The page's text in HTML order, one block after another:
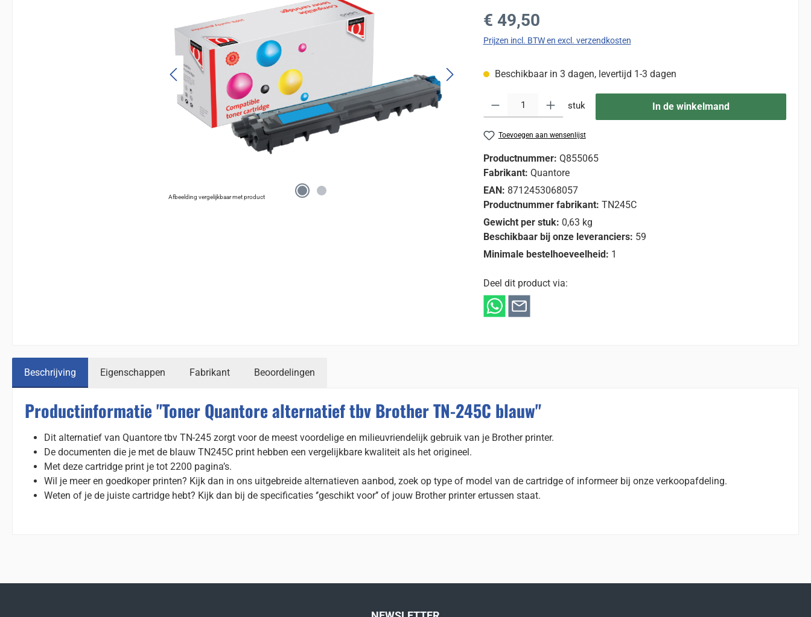
Afbeelding vergelijkbaar met product
Normale prijs:
€ 49,50
Prijzen incl. BTW en excl. verzendkosten
Beschikbaar in 3 dagen, levertijd 1-3 dagen
Producthoeveelheid: Voer de gewenste hoeveelheid in of gebruik de knoppen om de
stuk In de winkelmand
Toevoegen aan wensenlijst
Productnummer: Q855065
Fabrikant: Quantore
EAN: 8712453068057
Productnummer fabrikant: TN245C
Gewicht per stuk: 0,63 kg
Beschikbaar bij onze leveranciers: 59
Minimale bestelhoeveelheid: 1
Deel dit product via:
Beschrijving Eigenschappen Fabrikant Beoordelingen
Productinformatie "Toner Quantore alternatief tbv Brother TN-245C blauw"
Dit alternatief van Quantore tbv TN-245 zorgt voor de meest voordelige en milieuvriendelijk gebruik van je Brother printer.
De documenten die je met de blauw TN245C print hebben een vergelijkbare kwaliteit als het origineel.
Met deze cartridge print je tot 2200 pagina’s.
Wil je meer en goedkoper printen? Kijk dan in ons uitgebreide alternatieven aanbod, zoek op type of model van de cartridge of informeer bij onze verkoopafdeling.
Weten of je de juiste cartridge hebt? Kijk dan bij de specificaties ‘’geschikt voor’’ of jouw Brother printer ertussen staat.